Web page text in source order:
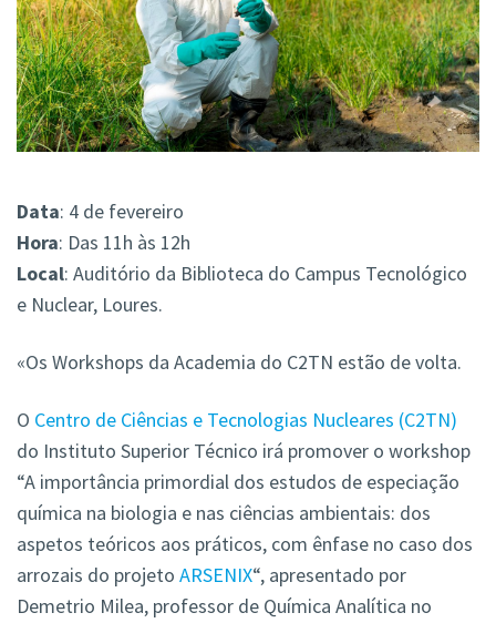
Data: 4 de fevereiro
Hora: Das 11h às 12h
Local: Auditório da Biblioteca do Campus Tecnológico
e Nuclear, Loures.
«Os Workshops da Academia do C2TN estão de volta.
O Centro de Ciências e Tecnologias Nucleares (C2TN)
do Instituto Superior Técnico irá promover o workshop
“A importância primordial dos estudos de especiação
química na biologia e nas ciências ambientais: dos
aspetos teóricos aos práticos, com ênfase no caso dos
arrozais do projeto ARSENIX“, apresentado por
Demetrio Milea, professor de Química Analítica no